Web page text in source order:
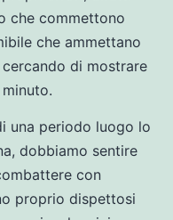
che commettono
che ammettano
di mostrare
una periodo luogo lo
dobbiamo sentire
con
proprio dispettosi